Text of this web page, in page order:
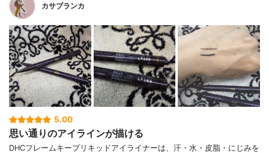
カサブランカ
5.00
思い通りのアイラインが描ける
DHCフレームキープリキッドアイライナーは、汗・水・皮脂・にじみを